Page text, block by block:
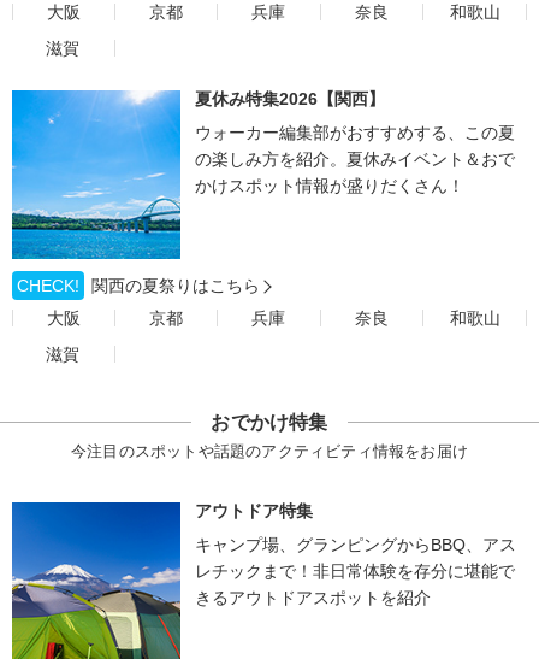
大阪
京都 兵庫 奈良
和歌山
滋賀
夏休み特集2026【関西】
ウォーカー編集部がおすすめする、この夏
の楽しみ方を紹介。夏休みイベント＆おで
かけスポット情報が盛りだくさん！
CHECK!
関西の夏祭りはこちら
大阪
京都 兵庫 奈良
和歌山
滋賀
おでかけ特集
今注目のスポットや話題のアクティビティ情報をお届け
アウトドア特集
キャンプ場、グランピングからBBQ、アス
レチックまで！非日常体験を存分に堪能で
きるアウトドアスポットを紹介